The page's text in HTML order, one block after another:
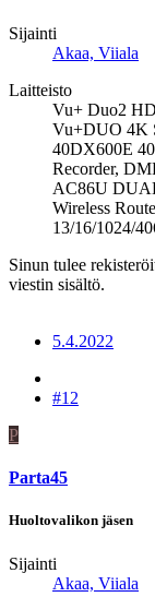
Sijainti
Akaa, Viiala
Laitteisto
Vu+ Duo2
Vu+DUO 4K
40DX600E
Recorder,
AC86U
Wireless
13/16/1024/
Sinun tulee
viestin sisältö.
5.4.2022
#12
P
Parta45
Huoltovalikon jäsen
Sijainti
Akaa, Viiala